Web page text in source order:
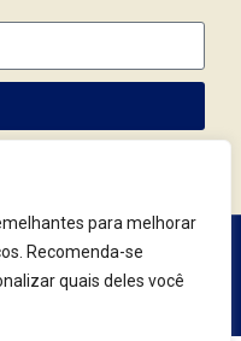
para melhorar
Recomenda-se
quais deles você
Cep.: 79.004-311 | Campo
| (67) 9123.7759